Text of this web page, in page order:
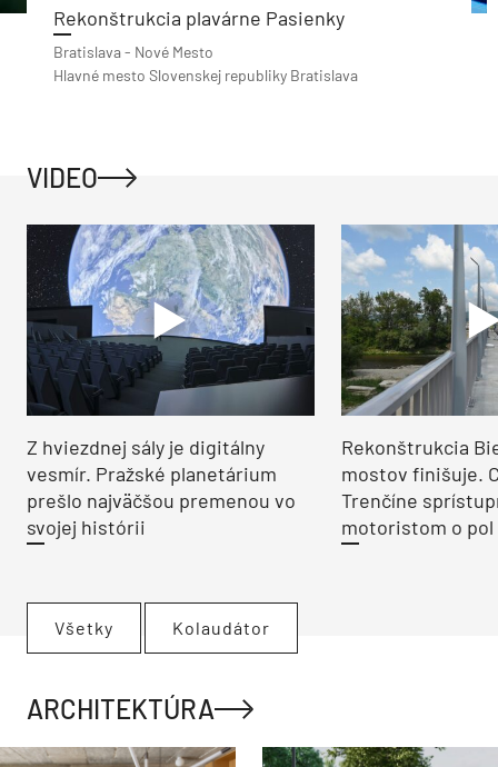
Rekonštrukcia plavárne Pasienky
Bratislava - Nové Mesto
Hlavné mesto Slovenskej republiky Bratislava
VIDEO
Z hviezdnej sály je digitálny
vesmír. Pražské planetárium
prešlo najväčšou premenou vo
svojej histórii
Rekonštrukcia
mostov finišuje.
Trenčíne
motoristom o pol
Všetky Kolaudátor
ARCHITEKTÚRA